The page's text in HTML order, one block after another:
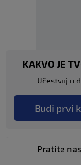
KAKVO JE
Učestvuj u
Budi prvi
Pratite